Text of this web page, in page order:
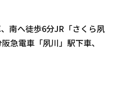
南へ徒歩6分JR「さくら夙
急電車「夙川」駅下車、